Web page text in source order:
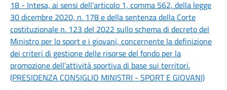
18 - Intesa, ai sensi dell’articolo 1, comma 562, della legge
30 dicembre 2020, n. 178 e della sentenza della Corte
costituzionale n. 123 del 2022 sullo schema di decreto del
Ministro per lo sport e i giovani, concernente la definizione
dei criteri di gestione delle risorse del fondo per la
promozione dell’attività sportiva di base sui territori.
(PRESIDENZA CONSIGLIO MINISTRI - SPORT E GIOVANI)